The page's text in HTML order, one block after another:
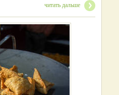
читать дальше